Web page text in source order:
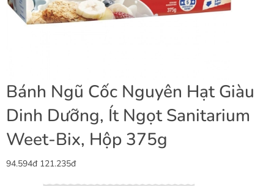
Bánh Ngũ Cốc Nguyên Hạt Giàu
Dinh Dưỡng, Ít Ngọt Sanitarium
Weet-Bix, Hộp 375g
94.594đ 121.235đ